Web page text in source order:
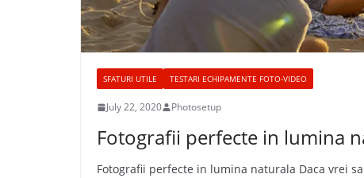
SFATURI UTILE TESTARI ECHIPAMENTE FOTO-VIDEO
July 22, 2020 Photosetup
Fotografii perfecte in lumina
Fotografii perfecte in lumina naturala Daca vrei